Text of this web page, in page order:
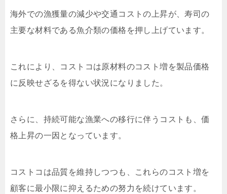
海外での漁獲量の減少や交通コストの上昇が、寿司の
主要な材料である魚介類の価格を押し上げています。
これにより、コストコは原材料のコスト増を製品価格
に反映せざるを得ない状況になりました。
さらに、持続可能な漁業への移行に伴うコストも、価
格上昇の一因となっています。
コストコは品質を維持しつつも、これらのコスト増を
顧客に最小限に抑えるための努力を続けています。